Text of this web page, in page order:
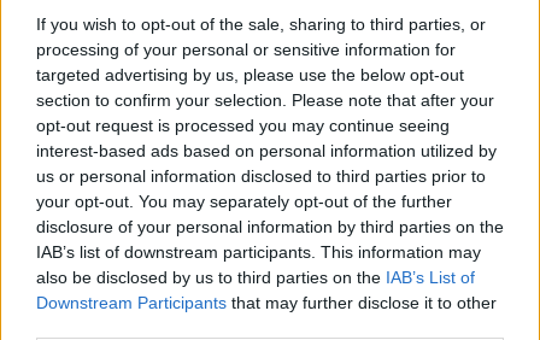
If you wish to opt-out of the sale, sharing to third parties, or
processing of your personal or sensitive information for
targeted advertising by us, please use the below opt-out
section to confirm your selection. Please note that after your
opt-out request is processed you may continue seeing
interest-based ads based on personal information utilized by
us or personal information disclosed to third parties prior to
your opt-out. You may separately opt-out of the further
disclosure of your personal information by third parties on the
IAB’s list of downstream participants. This information may
also be disclosed by us to third parties on the IAB’s List of
Downstream Participants that may further disclose it to other
të sekreteve industriale